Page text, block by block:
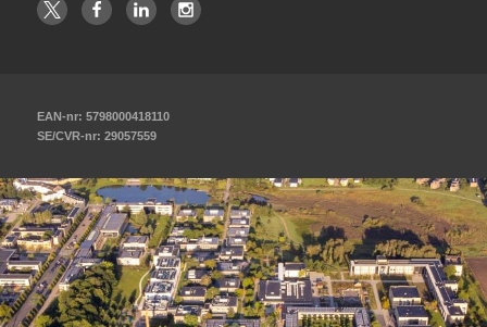
EAN-nr: 5798000418110
SE/CVR-nr: 29057559